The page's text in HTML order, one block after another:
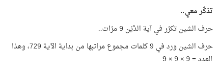
تذكّر معي..
حرف الشين تكرّر في آية الدَّيْن 9 مرّات..
حرف الشين ورد في 9 كلمات مجموع مراتبها من بداية الآية 729، وهذا
العدد = 9 × 9 × 9